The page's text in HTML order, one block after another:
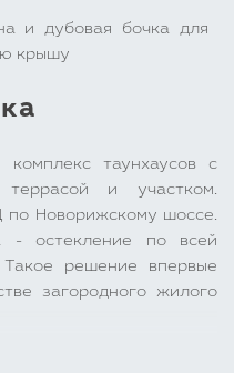
и дубовая бочка для
крышу
таунхаусов с
террасой и участком.
Новорижскому шоссе.
- остекление по всей
решение впервые
загородного жилого
огорожена,